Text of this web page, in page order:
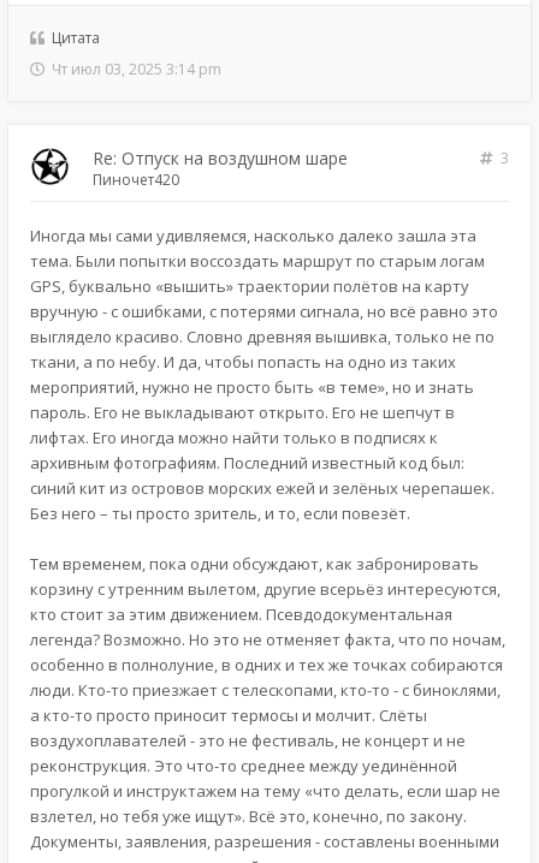
Цитата
Чт июл 03, 2025 3:14 pm
Re: Отпуск на воздушном шаре
3
Пиночет420
Иногда мы сами удивляемся, насколько далеко зашла эта
тема. Были попытки воссоздать маршрут по старым логам
GPS, буквально «вышить» траектории полётов на карту
вручную - с ошибками, с потерями сигнала, но всё равно это
выглядело красиво. Словно древняя вышивка, только не по
ткани, а по небу. И да, чтобы попасть на одно из таких
мероприятий, нужно не просто быть «в теме», но и знать
пароль. Его не выкладывают открыто. Его не шепчут в
лифтах. Его иногда можно найти только в подписях к
архивным фотографиям. Последний известный код был:
синий кит из островов морских ежей и зелёных черепашек.
Без него – ты просто зритель, и то, если повезёт.
Тем временем, пока одни обсуждают, как забронировать
корзину с утренним вылетом, другие всерьёз интересуются,
кто стоит за этим движением. Псевдодокументальная
легенда? Возможно. Но это не отменяет факта, что по ночам,
особенно в полнолуние, в одних и тех же точках собираются
люди. Кто-то приезжает с телескопами, кто-то - с биноклями,
а кто-то просто приносит термосы и молчит. Слёты
воздухоплавателей - это не фестиваль, не концерт и не
реконструкция. Это что-то среднее между уединённой
прогулкой и инструктажем на тему «что делать, если шар не
взлетел, но тебя уже ищут». Всё это, конечно, по закону.
Документы, заявления, разрешения - составлены военными